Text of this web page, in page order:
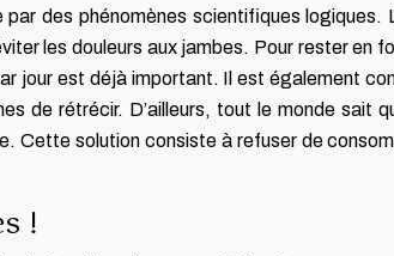
par des phénomènes scientifiques
les douleurs aux jambes. Pour rester en
jour est déjà important. Il est également
de rétrécir. D’ailleurs, tout le monde sait
Cette solution consiste à refuser de
!